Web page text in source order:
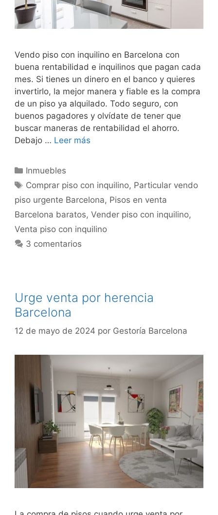
Vendo piso con inquilino en Barcelona con
buena rentabilidad e inquilinos que pagan cada
mes. Si tienes un dinero en el banco y quieres
invertirlo, la mejor manera y fiable es la compra
de un piso ya alquilado. Todo seguro, con
buenos pagadores y olvídate de tener que
buscar maneras de rentabilidad el ahorro.
Debajo … Leer más
Categorías
Inmuebles
Etiquetas
Comprar piso con inquilino, Particular vendo
piso urgente Barcelona, Pisos en venta
Barcelona baratos, Vender piso con inquilino,
Venta piso con inquilino
3 comentarios
Urge venta por herencia
Barcelona
12 de mayo de 2024 por Gestoría Barcelona